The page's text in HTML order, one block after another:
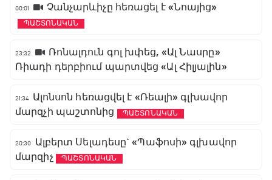
00:01 Չանչարևիչը հեռացել է «Նոայից»
ՊԱՇՏՈՆԱԿԱՆ
23:32
Ռոնալդուն գոլ խփեց, «Ալ Նասրը»
Ռիադի դերբիում պարտվեց «Ալ Հիլյալին»
21:34 Ալոնսոն հեռացվել է «Ռեալի» գլխավոր
մարզչի պաշտոնից
ՊԱՇՏՈՆԱԿԱՆ
20:30
Ալբերտ Սելադեսը` «Պաֆոսի» գլխավոր
մարզիչ
ՊԱՇՏՈՆԱԿԱՆ